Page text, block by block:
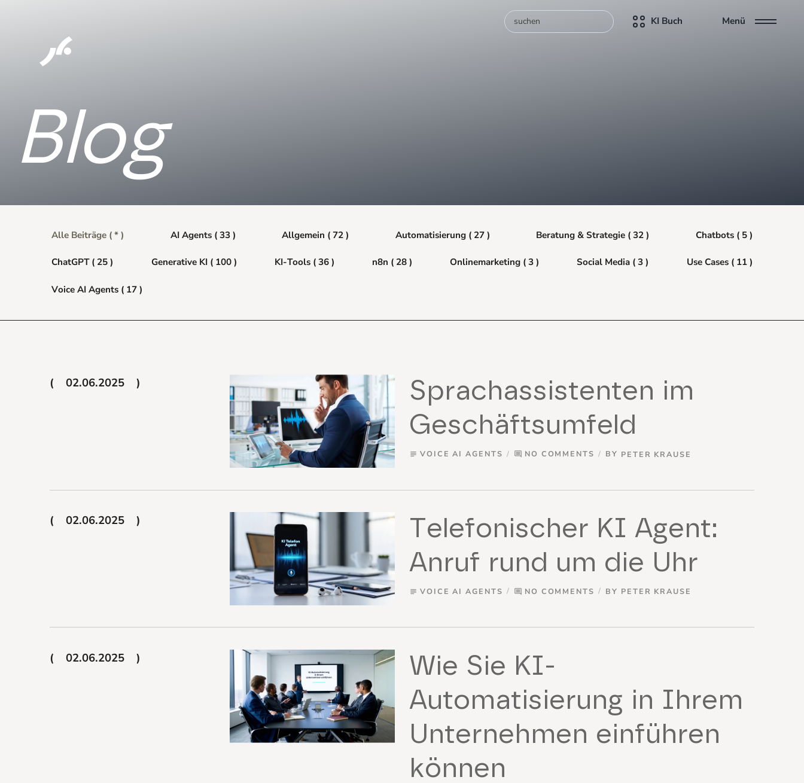
KI Buch Menü
Blog
Alle Beiträge ( * ) AI Agents ( 33 ) Allgemein ( 72 ) Automatisierung ( 27 ) Beratung & Strategie ( 32 ) Chatbots ( 5 )
ChatGPT ( 25 ) Generative KI ( 100 ) KI-Tools ( 36 ) n8n ( 28 ) Onlinemarketing ( 3 ) Social Media ( 3 ) Use Cases ( 11 )
Voice AI Agents ( 17 )
02.06.2025
Sprachassistenten im
Geschäftsumfeld
subject VOICE AI AGENTS comment NO COMMENTS BY PETER KRAUSE
02.06.2025
Telefonischer KI Agent:
Anruf rund um die Uhr
subject VOICE AI AGENTS comment NO COMMENTS BY PETER KRAUSE
02.06.2025
Wie Sie KI-
Automatisierung in Ihrem
Unternehmen einführen
können